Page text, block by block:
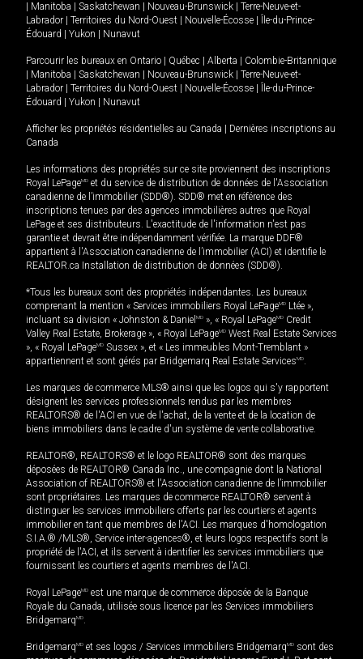
Manitoba Saskatchewan Nouveau-Brunswick
Terre-Neuve-et-
Labrador
Territoires du Nord-Ouest Nouvelle-Écosse
Île-du-Prince-
Édouard
Yukon Nunavut
Parcourir les bureaux en Ontario Québec Alberta
Colombie-Britannique
Manitoba Saskatchewan Nouveau-Brunswick
Terre-Neuve-et-
Labrador
Territoires du Nord-Ouest Nouvelle-Écosse
Île-du-Prince-
Édouard
Yukon Nunavut
Afficher les propriétés résidentielles au Canada
Dernières inscriptions au
Canada
Les informations des propriétés sur ce site proviennent des inscriptions
Royal LePageMD et du service de distribution de données de l'Association
canadienne de l’immobilier (SDD®). SDD® met en référence des
inscriptions tenues par des agences immobilières autres que Royal
LePage et ses distributeurs. L'exactitude de l'information n'est pas
garantie et devrait être indépendamment vérifiée. La marque DDF®
appartient à l'Association canadienne de l’immobilier (ACI) et identifie le
REALTOR.ca Installation de distribution de données (SDD®).
*Tous les bureaux sont des propriétés indépendantes. Les bureaux
comprenant la mention « Services immobiliers Royal LePageMD Ltée »,
incluant sa division « Johnston & Daniel MD », « Royal LePageMD Credit
Valley Real Estate, Brokerage », « Royal LePageMD West Real Estate Services
», « Royal LePageMD Sussex », et « Les immeubles Mont-Tremblant »
appartiennent et sont gérés par Bridgemarq Real Estate ServicesMD.
Les marques de commerce MLS® ainsi que les logos qui s'y rapportent
désignent les services professionnels rendus par les membres
REALTORS® de l'ACI en vue de l'achat, de la vente et de la location de
biens immobiliers dans le cadre d'un système de vente collaborative.
REALTOR®, REALTORS® et le logo REALTOR® sont des marques
déposées de REALTOR® Canada Inc., une compagnie dont la National
Association of REALTORS® et l'Association canadienne de l’immobilier
sont propriétaires. Les marques de commerce REALTOR® servent à
distinguer les services immobiliers offerts par les courtiers et agents
immobilier en tant que membres de l'ACI. Les marques d'homologation
S.I.A.® /MLS®, Service inter-agences®, et leurs logos respectifs sont la
propriété de l'ACI, et ils servent à identifier les services immobiliers que
fournissent les courtiers et agents membres de l'ACI.
Royal LePageMD est une marque de commerce déposée de la Banque
Royale du Canada, utilisée sous licence par les Services immobiliers
BridgemarqMD.
BridgemarqMD et ses logos / Services immobiliers BridgemarqMD sont des